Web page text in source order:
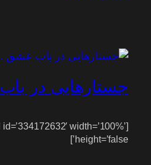
جستارهایی در
width=’100%’
height=’false’]